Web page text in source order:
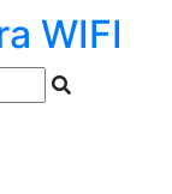
WIFI